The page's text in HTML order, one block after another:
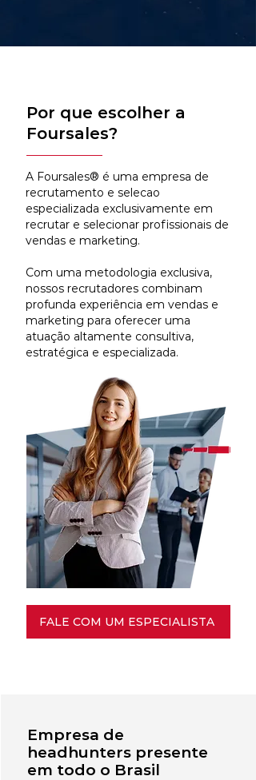
Por que escolher a
Foursales?
A Foursales® é uma empresa de
recrutamento e selecao
especializada exclusivamente em
recrutar e selecionar profissionais de
vendas e marketing.
Com uma metodologia exclusiva,
nossos recrutadores combinam
profunda experiência em vendas e
marketing para oferecer uma
atuação altamente consultiva,
estratégica e especializada.
FALE COM UM ESPECIALISTA
Empresa de
headhunters presente
em todo o Brasil